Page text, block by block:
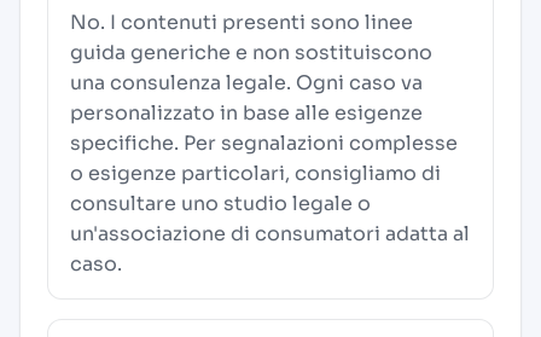
No. I contenuti presenti sono linee
guida generiche e non sostituiscono
una consulenza legale. Ogni caso va
personalizzato in base alle esigenze
specifiche. Per segnalazioni complesse
o esigenze particolari, consigliamo di
consultare uno studio legale o
un'associazione di consumatori adatta al
caso.